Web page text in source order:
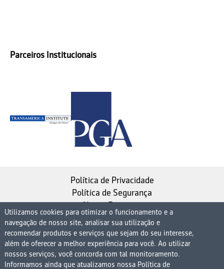
Parceiros Institucionais
Política de Privacidade
Política de Segurança
Nosso Estatuto
Instituto de Longevidade MAG, uma empresa do
Grupo MAG
| CNPJ 08.474.765/0001-75
Utilizamos cookies para otimizar o funcionamento e a
navegação de nosso site, analisar sua utilização e
recomendar produtos e serviços que sejam do seu interesse,
além de oferecer a melhor experiência para você. Ao utilizar
nossos serviços, você concorda com tal monitoramento.
Informamos ainda que atualizamos nossa Política de